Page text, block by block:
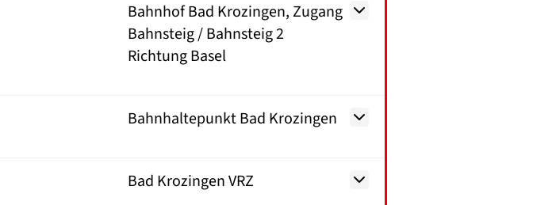
Bahnhof Bad Krozingen, Zugang
Bahnsteig / Bahnsteig 2
Richtung Basel
Bahnhaltepunkt Bad Krozingen
Bad Krozingen VRZ